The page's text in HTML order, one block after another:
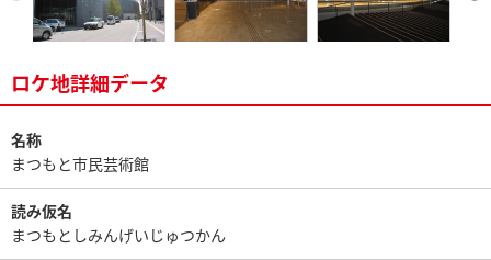
ロケ地詳細データ
名称
まつもと市民芸術館
読み仮名
まつもとしみんげいじゅつかん